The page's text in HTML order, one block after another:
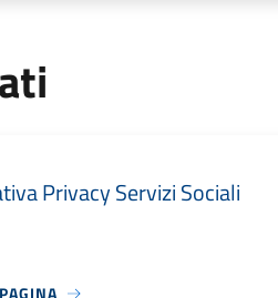
Privacy Servizi Sociali